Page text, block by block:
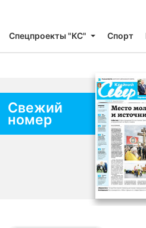
Спецпроекты "КС" Спорт
Свежий
номер